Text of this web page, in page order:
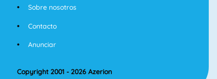
Sobre nosotros
Contacto
Anunciar
Copyright 2001 - 2026 Azerion